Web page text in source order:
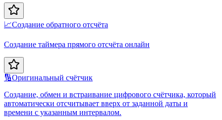
📈Создание обратного отсчёта
Создание таймера прямого отсчёта онлайн
🔢Оригинальный счётчик
Создание, обмен и встраивание цифрового счётчика, который
автоматически отсчитывает вверх от заданной даты и
времени с указанным интервалом.